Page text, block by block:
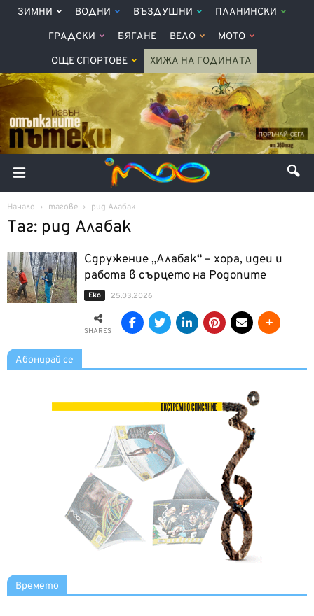
ЗИМНИ ВОДНИ ВЪЗДУШНИ ПЛАНИНСКИ
ГРАДСКИ БЯГАНЕ ВЕЛО МОТО
ОЩЕ СПОРТОВЕ ХИЖА НА ГОДИНАТА
Начало тагове рид Алабак
Таг: рид Алабак
Сдружение „Алабак“ – хора, идеи и
работа в сърцето на Родопите
Еко 25.03.2026
SHARES
Абонирай се
Времето